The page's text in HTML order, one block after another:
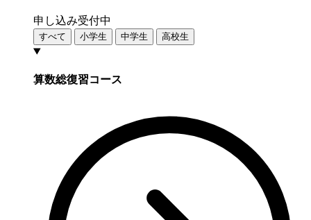
申し込み受付中
すべて 小学生 中学生 高校生
算数総復習コース